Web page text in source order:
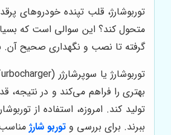
توربوشارژ، قلب تپنده خودروهای
متحول کند؟ این سوالی است که
گرفته تا نصب و نگهداری صحیح آن.
بهتری را فراهم می‌کند و در
تولید کند. امروزه، استفاده از
ببرند. برای بررسی و توربو شارژمناسب